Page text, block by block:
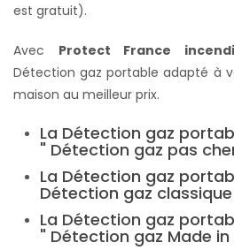
est gratuit).
Avec Protect France
Détection gaz portable adapté à
maison au meilleur prix.
La Détection gaz
" Détection gaz pas
La Détection gaz
Détection gaz
La Détection gaz
" Détection gaz Made in